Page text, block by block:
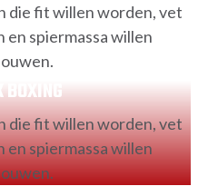
die fit willen worden, vet
spiermassa willen
die fit willen worden, vet
spiermassa willen